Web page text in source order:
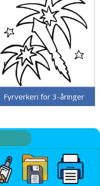
Fyrverkeri for 3-åringer